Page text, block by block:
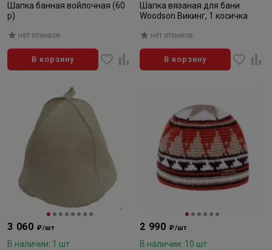
Шапка банная войлочная (60
р)
нет отзывов
В корзину
Шапка вязаная для бани
Woodson Викинг, 1 косичка
нет отзывов
В корзину
3 060 ₽/шт
В наличии: 1 шт
2 990 ₽/шт
В наличии: 10 шт